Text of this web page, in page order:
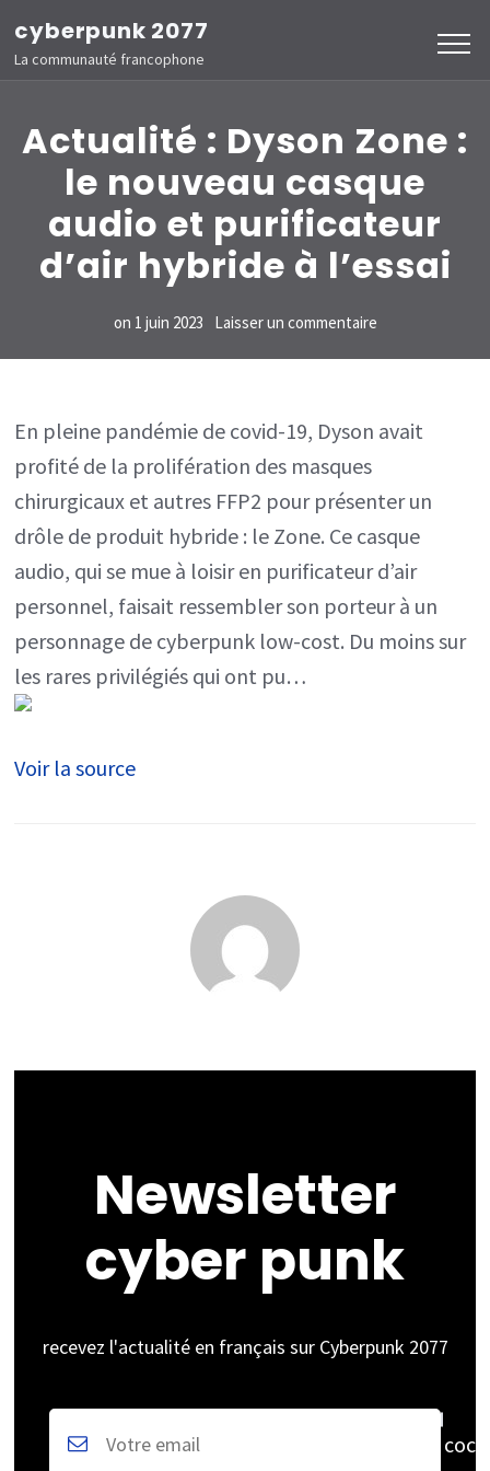
au
contenu
Entrée)
cyberpunk 2077
La communauté francophone
Actualité : Dyson Zone :
le nouveau casque
audio et purificateur
d’air hybride à l’essai
on 1 juin 2023 Laisser un commentairesur
Actualité
Dyson
:
le
nouveau
casque
audio
En pleine pandémie de covid-19, Dyson avait
profité de la prolifération des masques
chirurgicaux et autres FFP2 pour présenter un
drôle de produit hybride : le Zone. Ce casque
audio, qui se mue à loisir en purificateur d’air
personnel, faisait ressembler son porteur à un
personnage de cyberpunk low-cost. Du moins sur
les rares privilégiés qui ont pu…
Voir la source
Newsletter
cyber punk
recevez l'actualité en français sur Cyberpunk 2077